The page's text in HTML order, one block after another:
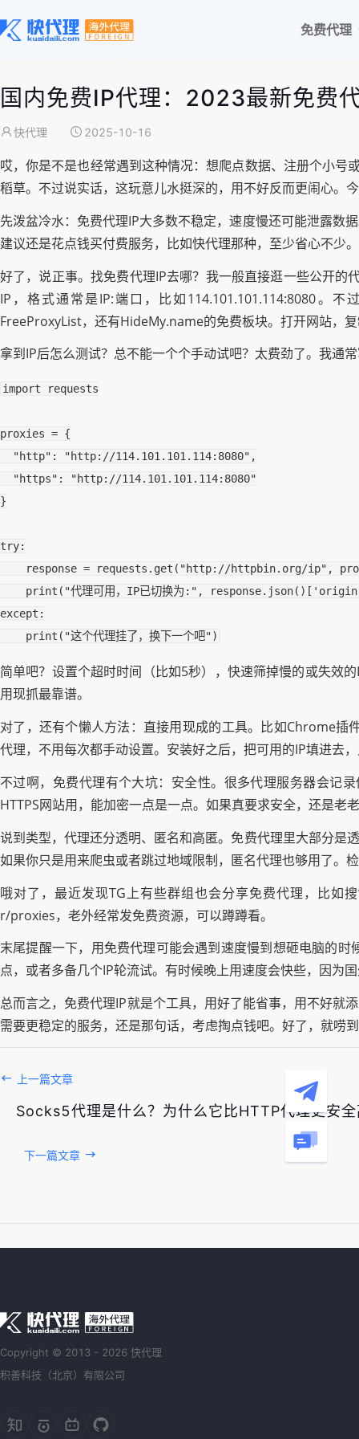
免费代理
国内免费IP代理：2023最新免费
快代理 2025-10-16
哎，你是不是也经常遇到这种情况：想爬点数据、注册个小号
稻草。不过说实话，这玩意儿水挺深的，用不好反而更闹心
先泼盆冷水：免费代理IP大多数不稳定，速度慢还可能泄露数
建议还是花点钱买付费服务，比如快代理那种，至少省心不少
好了，说正事。找免费代理IP去哪？我一般直接逛一些公开的
IP，格式通常是IP:端口，比如114.101.101.114:8080。
FreeProxyList，还有HideMy.name的免费板块。打开网站，
拿到IP后怎么测试？总不能一个个手动试吧？太费劲了。我
import requests
proxies = {
"http" : "http://114.101.101.114:8080" ,
"https" :
"http://114.101.101.114:8080"
}
try:
response = requests . get ( "http://httpbin.org/ip" ,
print ( "代理可用，IP已切换为:" , response. json()[
except :
print ( "这个代理挂了，换下一个吧")
简单吧？设置个超时时间（比如5秒），快速筛掉慢的或失效
用现抓最靠谱。
对了，还有个懒人方法：直接用现成的工具。比如Chrome
代理，不用每次都手动设置。安装好之后，把可用的IP填进去
不过啊，免费代理有个大坑：安全性。很多代理服务器会记
HTTPS网站用，能加密一点是一点。如果真要求安全，还是
说到类型，代理还分透明、匿名和高匿。免费代理里大部分是
如果你只是用来爬虫或者跳过地域限制，匿名代理也够用了
哦对了，最近发现TG上有些群组也会分享免费代理，比如
r/proxies，老外经常发免费资源，可以蹲蹲看。
末尾提醒一下，用免费代理可能会遇到速度慢到想砸电脑的
点，或者多备几个IP轮流试。有时候晚上用速度会快些，因为
总而言之，免费代理IP就是个工具，用好了能省事，用不好就
需要更稳定的服务，还是那句话，考虑掏点钱吧。好了，就唠
上一篇文章
Socks5代理是什么？为什么它比HTTP代理更安
下一篇文章
Copyright © 2013 - 2026 快代理
积善科技（北京）有限公司